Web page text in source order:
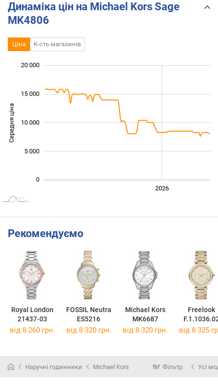
Динаміка цін на Michael Kors Sage
MK4806
Ціна К-сть магазинів
Середня ціна 10 000
0
5 000
10 000
15 000
20 000
2026
Рекомендуємо
Royal London
21437-03
FOSSIL Neutra
ES5216
Michael Kors
MK6687
Freelook
від 8 260 грн. від 8 320 грн. від 8 320 грн. від 8 325
Наручні годинники Michael Kors Фільтр Усі